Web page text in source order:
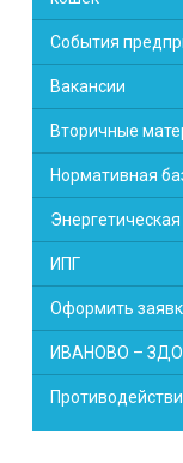
События
Вакансии
Вторичные
Нормативная
ИПГ
Оформить
ИВАНОВО –